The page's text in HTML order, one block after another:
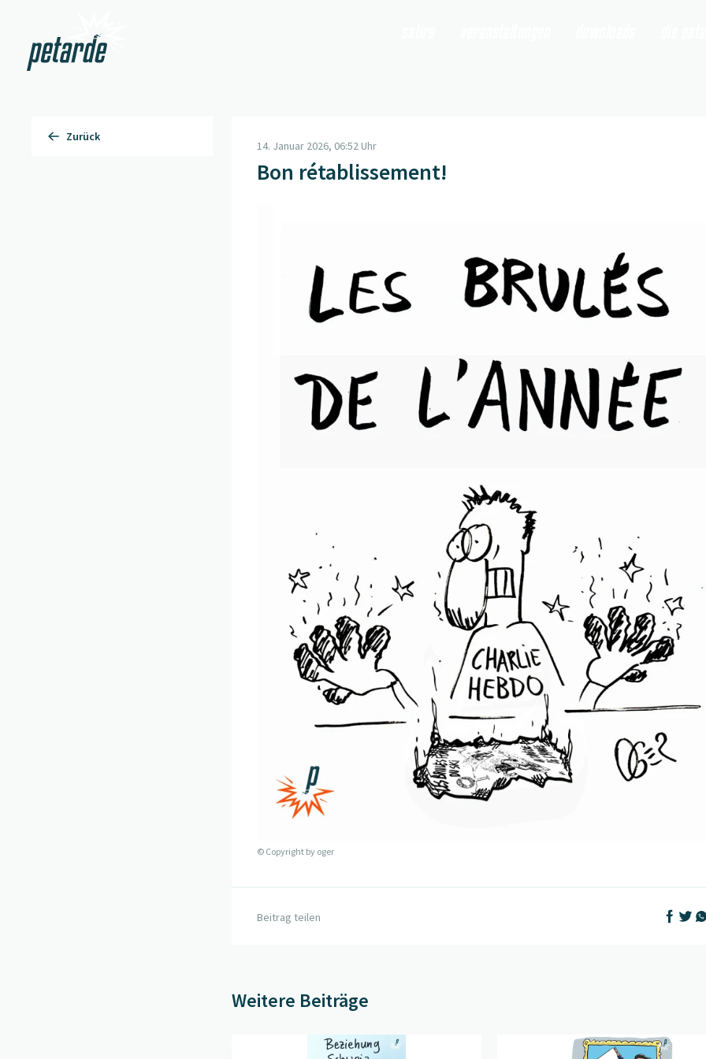
Zur Startseite
Zurück
14. Januar 2026, 06:52 Uhr
Bon rétablissement!
© Copyright by oger
Beitrag teilen AufAuf
Weitere Beiträge
Beziehungskrise" öffnen Grosses Vorbild" öffnen